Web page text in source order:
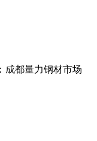
成都量力钢材市场